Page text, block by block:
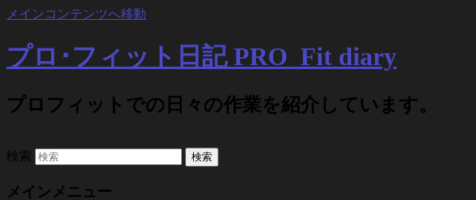
メインコンテンツへ移動
プロ･フィット日記 PRO_Fit diary
プロフィットでの日々の作業を紹介しています。
検索
メインメニュー